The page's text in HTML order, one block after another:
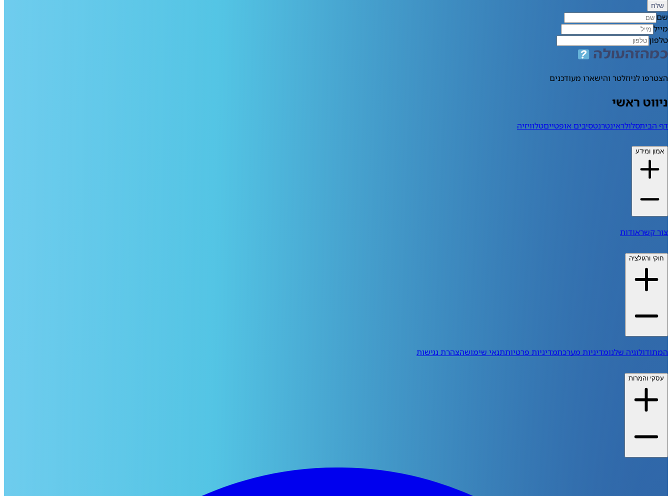
שלח
שם
מייל
טלפון
הצטרפו לניוזלטר והישארו מעודכנים
ניווט ראשי
דף הביתסלולראינטרנטסיבים אופטייםטלוויזיה
אמון ומידע
צור קשראודות
חוקי ורגולציה
המתודולוגיה שלנומדיניות מערכתמדיניות פרטיותתנאי שימושהצהרת נגישות
עסקי והמרות